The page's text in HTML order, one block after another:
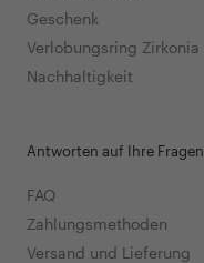
Geschenk
Verlobungsring Zirkonia
Nachhaltigkeit
Antworten auf Ihre Fragen
FAQ
Zahlungsmethoden
Versand und Lieferung